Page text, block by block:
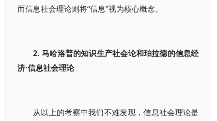
而信息社会理论则将“信息”视为核心概念。
2. 马哈洛普的知识生产社会论和珀拉德的信息经
济·信息社会理论
从以上的考察中我们不难发现，信息社会理论是